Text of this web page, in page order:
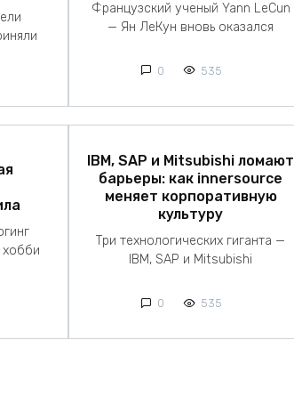
Французский ученый Yann LeCun
— Ян ЛеКун вновь оказался
0 535
хобби
IBM, SAP и Mitsubishi ломают
барьеры: как innersource
меняет корпоративную
культуру
Три технологических гиганта —
IBM, SAP и Mitsubishi
0 535